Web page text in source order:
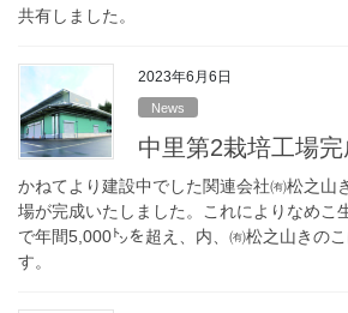
共有しました。
2023年6月6日
News
中里第2栽培工場完
かねてより建設中でした関連会社㈲松之山
場が完成いたしました。これによりなめこ
で年間5,000㌧を超え、内、㈲松之山きの
す。